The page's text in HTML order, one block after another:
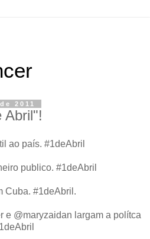
2011
Abril"!
ao país. #1deAbril
publico. #1deAbril
Cuba. #1deAbril.
e @maryzaidan largam a polítca